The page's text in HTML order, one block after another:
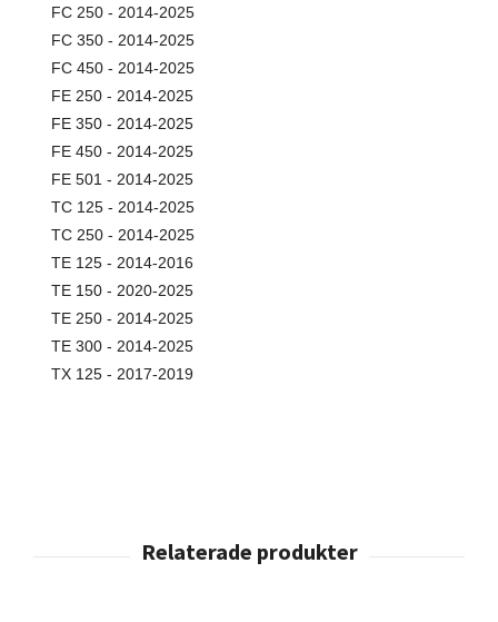
FC 250 - 2014-2025
FC 350 - 2014-2025
FC 450 - 2014-2025
FE 250 - 2014-2025
FE 350 - 2014-2025
FE 450 - 2014-2025
FE 501 - 2014-2025
TC 125 - 2014-2025
TC 250 - 2014-2025
TE 125 - 2014-2016
TE 150 - 2020-2025
TE 250 - 2014-2025
TE 300 - 2014-2025
TX 125 - 2017-2019